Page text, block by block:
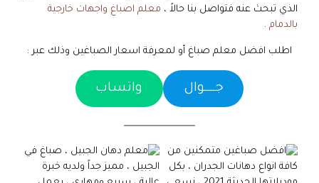
الذي تبحث عنه فتواصل بنا حالاً ، معلم اصباغ واجهات خارجية
بالدمام .
اطلب افضل معلم صباغ أو لمعرفة اسعار الصباغين وذلك عبر :
جـــــوال واتساب